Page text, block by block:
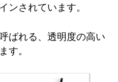
ンされています。
ばれる、透明度の高い
す。